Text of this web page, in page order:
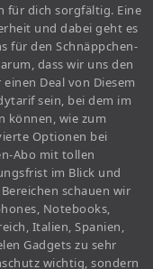
für dich sorgfältig. Eine
und dabei geht es
für den Schnäppchen-
dass wir uns den
Deal von Diesem
sein, bei dem im
können, wie zum
Optionen bei
Abo mit tollen
im Blick und
schauen wir
Notebooks,
Italien, Spanien,
Gadgets zu sehr
wichtig, sondern